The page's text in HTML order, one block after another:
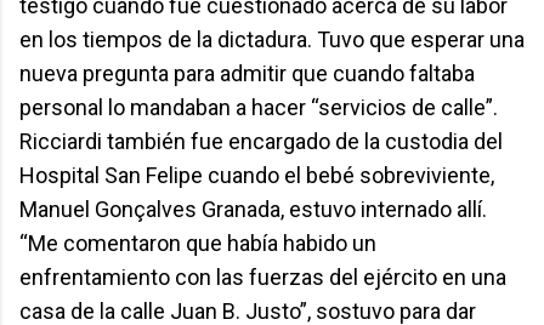
testigo cuando fue cuestionado acerca de su labor
en los tiempos de la dictadura. Tuvo que esperar una
nueva pregunta para admitir que cuando faltaba
personal lo mandaban a hacer “servicios de calle”.
Ricciardi también fue encargado de la custodia del
Hospital San Felipe cuando el bebé sobreviviente,
Manuel Gonçalves Granada, estuvo internado allí.
“Me comentaron que había habido un
enfrentamiento con las fuerzas del ejército en una
casa de la calle Juan B. Justo”, sostuvo para dar